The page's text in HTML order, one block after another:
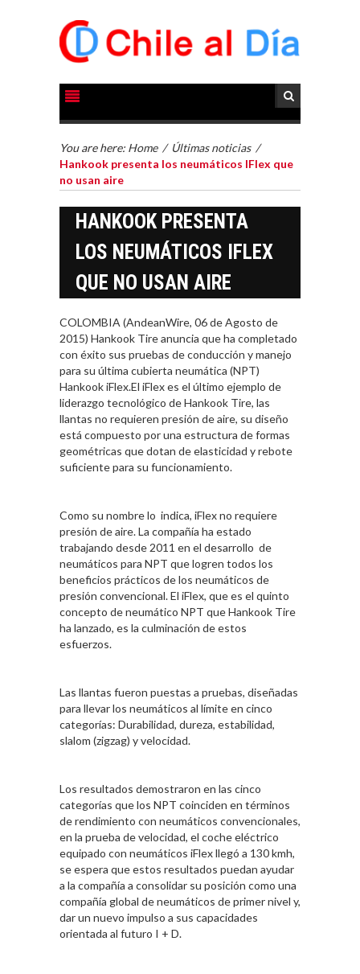
You are here: Home / Últimas noticias /
Hankook presenta los neumáticos IFlex que
no usan aire
HANKOOK PRESENTA
LOS NEUMÁTICOS IFLEX
QUE NO USAN AIRE
COLOMBIA (AndeanWire, 06 de Agosto de
2015) Hankook Tire anuncia que ha completado
con éxito sus pruebas de conducción y manejo
para su última cubierta neumática (NPT)
Hankook iFlex.El iFlex es el último ejemplo de
liderazgo tecnológico de Hankook Tire, las
llantas no requieren presión de aire, su diseño
está compuesto por una estructura de formas
geométricas que dotan de elasticidad y rebote
suficiente para su funcionamiento.
Como su nombre lo indica, iFlex no requiere
presión de aire. La compañía ha estado
trabajando desde 2011 en el desarrollo de
neumáticos para NPT que logren todos los
beneficios prácticos de los neumáticos de
presión convencional. El iFlex, que es el quinto
concepto de neumático NPT que Hankook Tire
ha lanzado, es la culminación de estos
esfuerzos.
Las llantas fueron puestas a pruebas, diseñadas
para llevar los neumáticos al límite en cinco
categorías: Durabilidad, dureza, estabilidad,
slalom (zigzag) y velocidad.
Los resultados demostraron en las cinco
categorías que los NPT coinciden en términos
de rendimiento con neumáticos convencionales,
en la prueba de velocidad, el coche eléctrico
equipado con neumáticos iFlex llegó a 130 kmh,
se espera que estos resultados puedan ayudar
a la compañía a consolidar su posición como una
compañía global de neumáticos de primer nivel y,
dar un nuevo impulso a sus capacidades
orientada al futuro I + D.